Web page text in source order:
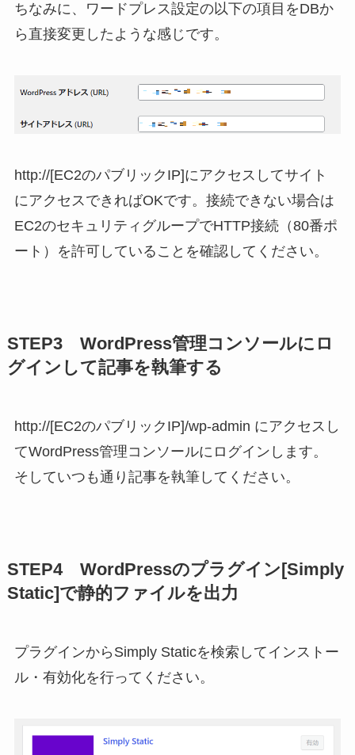
ちなみに、ワードプレス設定の以下の項目をDBか
ら直接変更したような感じです。
http://[EC2のパブリックIP]にアクセスしてサイト
にアクセスできればOKです。接続できない場合は
EC2のセキュリティグループでHTTP接続（80番ポ
ート）を許可していることを確認してください。
STEP3 WordPress管理コンソールにロ
グインして記事を執筆する
http://[EC2のパブリックIP]/wp-admin にアクセスし
てWordPress管理コンソールにログインします。
そしていつも通り記事を執筆してください。
STEP4 WordPressのプラグイン[Simply
Static]で静的ファイルを出力
プラグインからSimply Staticを検索してインストー
ル・有効化を行ってください。